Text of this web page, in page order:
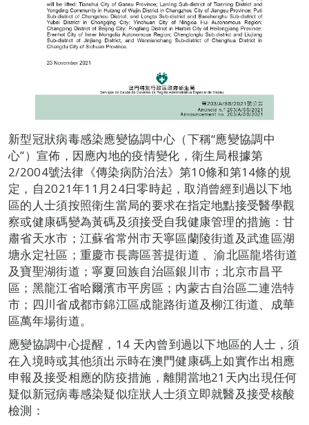
新型冠狀病毒感染應變協調中心（下稱“應變協調中
心”）宣佈，因應內地的疫情變化，衛生局根據第
2/2004號法律《傳染病防治法》第10條和第14條的規
定，自2021年11月24日零時起，取消曾經到過以下地
區的人士須按照衛生當局的要求在指定地點接受醫學觀
察或健康碼變為黃碼及須接受自我健康管理的措施：甘
肅省天水市；江蘇省常州市天寧區蘭陵街道及武進區湖
塘永定社區；重慶市長壽區菩提街道 、渝北區龍塔街道
及寶聖湖街道；寧夏回族自治區銀川市；北京市昌平
區；黑龍江省哈爾濱市平房區；內蒙古自治區二連浩特
市；四川省成都市錦江區成龍路街道及柳江街道、成華
區萬年場街道。
應變協調中心提醒，14 天內曾到過以下地區的人士，須
在入境時或其他須出示時在澳門健康碼上如實作出相應
申報及接受相應的防疫措施，離開當地21天內出現任何
疑似新冠病毒感染疑似症狀人士須立即就醫及接受核酸
檢測：